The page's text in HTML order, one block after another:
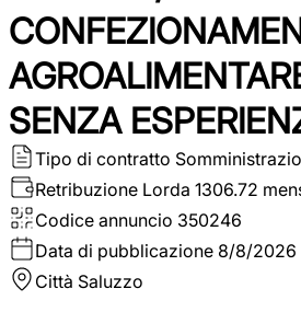
SENZA
Tipo di contratto
Retribuzione Lorda 1306.72
Codice annuncio 350246
Data di pubblicazione 8/8/2026
Città Saluzzo